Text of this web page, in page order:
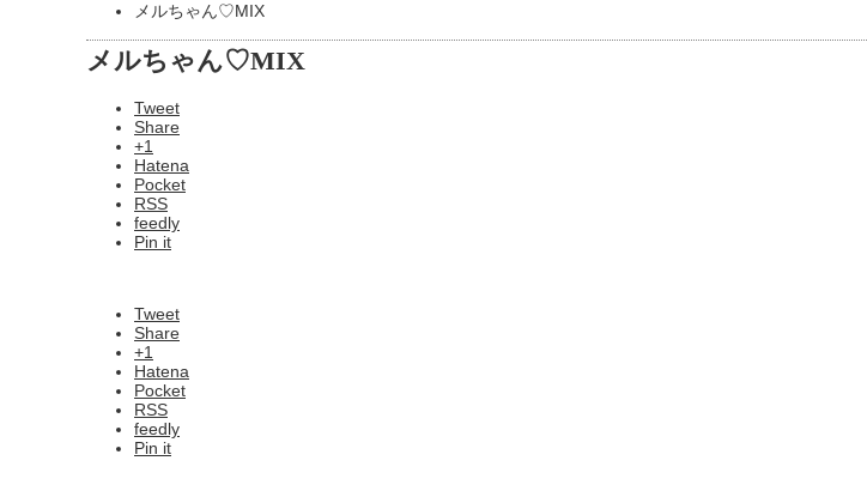
メルちゃん♡MIX
メルちゃん♡MIX
Tweet
Share
+1
Hatena
Pocket
RSS
feedly
Pin it
Tweet
Share
+1
Hatena
Pocket
RSS
feedly
Pin it